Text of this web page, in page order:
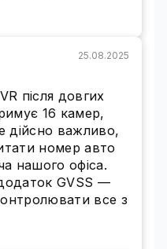
.
камер IP,
видео];
порту.
товар по всій
товару
25.08.2025
після довгих
16 камер,
дійсно важливо,
номер авто
нашого офіса.
GVSS —
все з